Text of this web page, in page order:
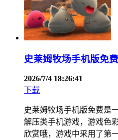
史莱姆牧场手机版免费
2026/7/4 18:26:41
下载
史莱姆牧场手机版免费是
解压类手机游戏，游戏色
欣赏哦，游戏中采用了第